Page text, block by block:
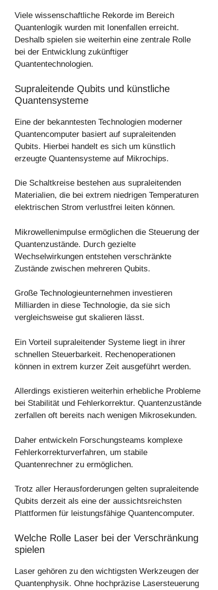
Viele wissenschaftliche Rekorde im Bereich
Quantenlogik wurden mit Ionenfallen erreicht.
Deshalb spielen sie weiterhin eine zentrale Rolle
bei der Entwicklung zukünftiger
Quantentechnologien.
Supraleitende Qubits und künstliche
Quantensysteme
Eine der bekanntesten Technologien moderner
Quantencomputer basiert auf supraleitenden
Qubits. Hierbei handelt es sich um künstlich
erzeugte Quantensysteme auf Mikrochips.
Die Schaltkreise bestehen aus supraleitenden
Materialien, die bei extrem niedrigen Temperaturen
elektrischen Strom verlustfrei leiten können.
Mikrowellenimpulse ermöglichen die Steuerung der
Quantenzustände. Durch gezielte
Wechselwirkungen entstehen verschränkte
Zustände zwischen mehreren Qubits.
Große Technologieunternehmen investieren
Milliarden in diese Technologie, da sie sich
vergleichsweise gut skalieren lässt.
Ein Vorteil supraleitender Systeme liegt in ihrer
schnellen Steuerbarkeit. Rechenoperationen
können in extrem kurzer Zeit ausgeführt werden.
Allerdings existieren weiterhin erhebliche Probleme
bei Stabilität und Fehlerkorrektur. Quantenzustände
zerfallen oft bereits nach wenigen Mikrosekunden.
Daher entwickeln Forschungsteams komplexe
Fehlerkorrekturverfahren, um stabile
Quantenrechner zu ermöglichen.
Trotz aller Herausforderungen gelten supraleitende
Qubits derzeit als eine der aussichtsreichsten
Plattformen für leistungsfähige Quantencomputer.
Welche Rolle Laser bei der Verschränkung
spielen
Laser gehören zu den wichtigsten Werkzeugen der
Quantenphysik. Ohne hochpräzise Lasersteuerung